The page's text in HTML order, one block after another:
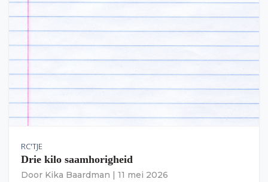
RC'TJE
Drie kilo saamhorigheid
Door Kika Baardman 11 mei 2026